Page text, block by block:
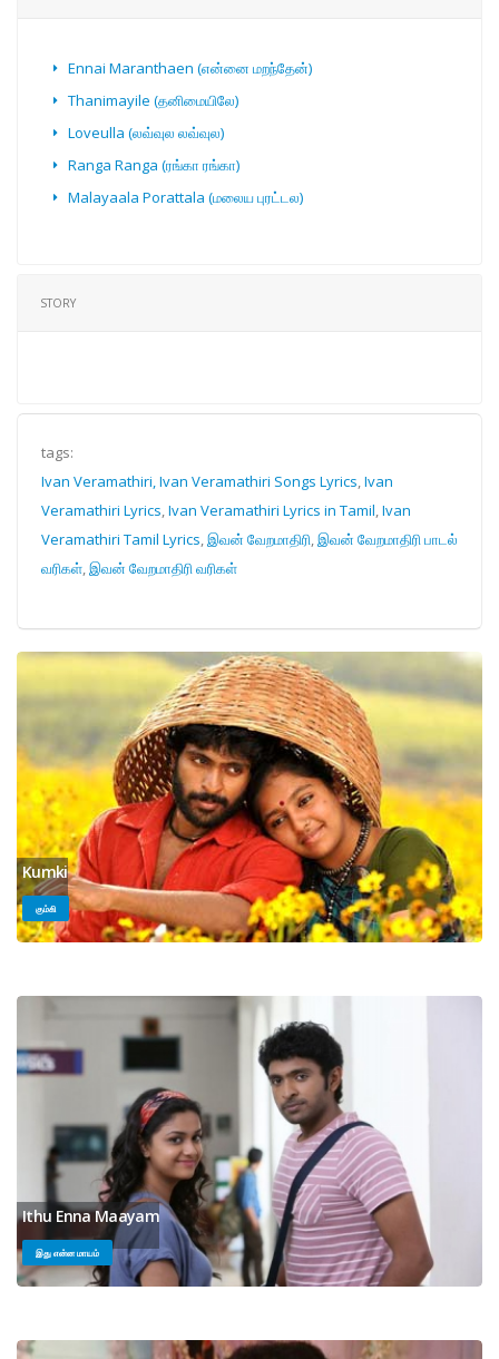
Ennai Maranthaen (என்னை மறந்தேன்)
Thanimayile (தனிமையிலே)
Loveulla (லவ்வுல லவ்வுல)
Ranga Ranga (ரங்கா ரங்கா)
Malayaala Porattala (மலைய புரட்டல)
STORY
tags:
Ivan Veramathiri, Ivan Veramathiri Songs Lyrics,Ivan
Veramathiri Lyrics,Ivan Veramathiri Lyrics in Tamil,Ivan
Veramathiri Tamil Lyrics,இவன் வேறமாதிரி,இவன் வேறமாதிரி பாடல்
வரிகள்,இவன் வேறமாதிரி வரிகள்
Kumki
கும்கி
Ithu Enna Maayam
இது என்ன மாயம்